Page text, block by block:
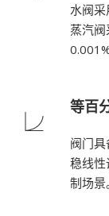
水阀
蒸汽
等百
阀门
稳线
制场景。